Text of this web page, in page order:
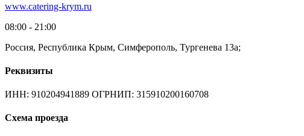
www.catering-krym.ru
08:00 - 21:00
Россия, Республика Крым, Симферополь, Тургенева 13а;
Реквизиты
ИНН: 910204941889 ОГРНИП: 315910200160708
Схема проезда